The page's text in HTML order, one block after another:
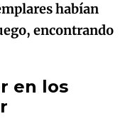
habían
encontrando
en los